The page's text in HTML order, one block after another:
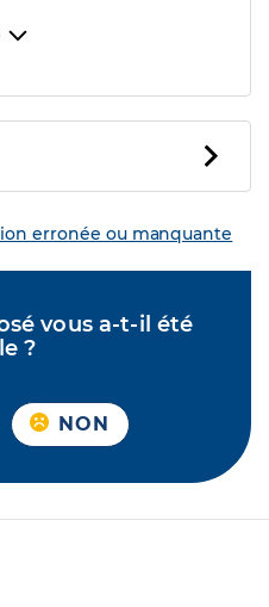
erronée ou manquante
vous a-t-il été
?
NON